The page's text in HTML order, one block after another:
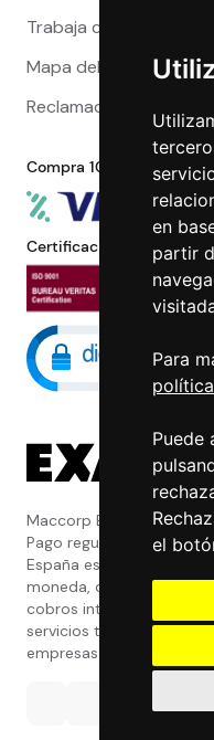
en
partir
Para
Puede
el
Trabaja con nosotros
Mapa del sitio
Reclamaciones
Compra 100% segura
Certificaciones
Maccorp Exact Change
Pago regulada y con
España especializada en
moneda, divisas,
cobros internacionales
servicios tanto a
empresas.